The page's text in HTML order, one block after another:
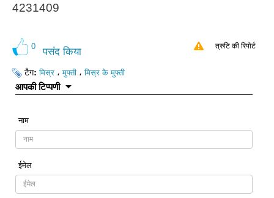
4231409
0 पसंद किया त्रुटि की रिपोर्ट
टैग:मिस्र ،मुफ्ती ،मिस्र के मुफ्ती
आपकी टिप्पणी
नाम
ईमेल